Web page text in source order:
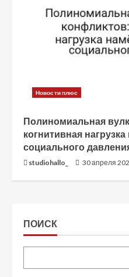
Новости плюс
Полиномиальная
когнитивная
социального
studiohallo_ 30 апреля
ПОИСК